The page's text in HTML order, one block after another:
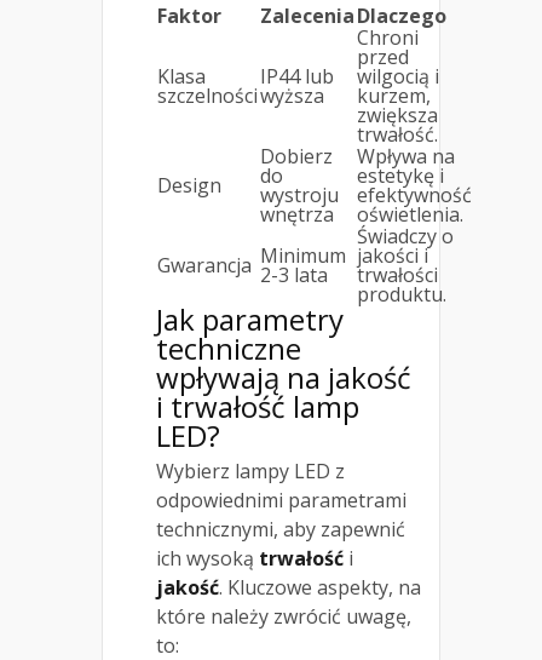
Faktor
ZaleceniaDlaczego
Klasa
szczelności
IP44 lub
wyższa
Chroni
przed
wilgocią i
kurzem,
zwiększa
trwałość.
Design
Dobierz
do
wystroju
wnętrza
Wpływa na
estetykę i
efektywność
oświetlenia.
Gwarancja Minimum
2-3 lata
Świadczy o
jakości i
trwałości
produktu.
Jak parametry
techniczne
wpływają na jakość
i trwałość lamp
LED?
Wybierz lampy LED z
odpowiednimi parametrami
technicznymi, aby zapewnić
ich wysoką trwałość i
jakość. Kluczowe aspekty, na
które należy zwrócić uwagę,
to: